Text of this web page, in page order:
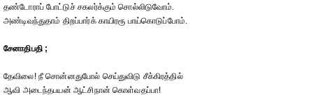
தண்டோராப் போட்டுச் சகலர்க்கும் சொல்லிடுவோம்.
அண்டிவந்துதாம் திறப்பார்க் காயிரரூ பாய்கொடுப்போம்.
சேனாதிபதி ;
தேவிலை! நீ சொன்னதுபோல் செய்துவிடு சீக்கிரத்தில்
ஆவி அடைந்தபயன் ஆட்சிநான் கொள்வதப்பா!